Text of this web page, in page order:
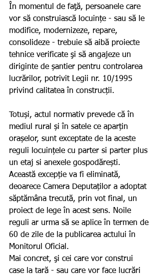
În momentul de faţă, persoanele care
vor să construiască locuințe - sau să le
modifice, modernizeze, repare,
consolideze - trebuie să aibă proiecte
tehnice verificate şi să angajeze un
diriginte de șantier pentru controlarea
lucrărilor, potrivit Legii nr. 10/1995
privind calitatea în construcții.
Totuși, actul normativ prevede că în
mediul rural și în satele ce aparțin
orașelor, sunt exceptate de la aceste
reguli locuințele cu parter si parter plus
un etaj si anexele gospodărești.
Această excepție va fi eliminată,
deoarece Camera Deputaților a adoptat
săptămâna trecută, prin vot final, un
proiect de lege în acest sens. Noile
reguli ar urma să se aplice în termen de
60 de zile de la publicarea actului în
Monitorul Oficial.
Mai concret, şi cei care vor construi
case la tară - sau care vor face lucrări